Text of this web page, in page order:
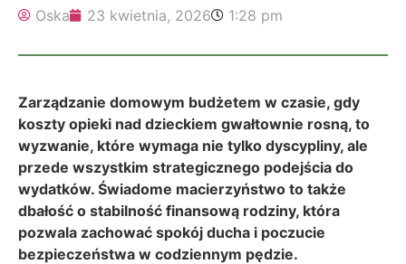
Oska 23 kwietnia, 2026 1:28 pm
Zarządzanie domowym budżetem w czasie, gdy
koszty opieki nad dzieckiem gwałtownie rosną, to
wyzwanie, które wymaga nie tylko dyscypliny, ale
przede wszystkim strategicznego podejścia do
wydatków. Świadome macierzyństwo to także
dbałość o stabilność finansową rodziny, która
pozwala zachować spokój ducha i poczucie
bezpieczeństwa w codziennym pędzie.